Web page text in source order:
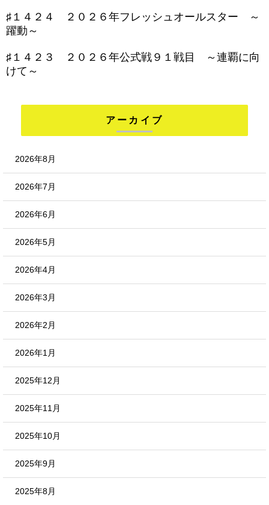
♯１４２４ ２０２６年フレッシュオールスター ～
躍動～
♯１４２３ ２０２６年公式戦９１戦目 ～連覇に向
けて～
アーカイブ
2026年8月
2026年7月
2026年6月
2026年5月
2026年4月
2026年3月
2026年2月
2026年1月
2025年12月
2025年11月
2025年10月
2025年9月
2025年8月